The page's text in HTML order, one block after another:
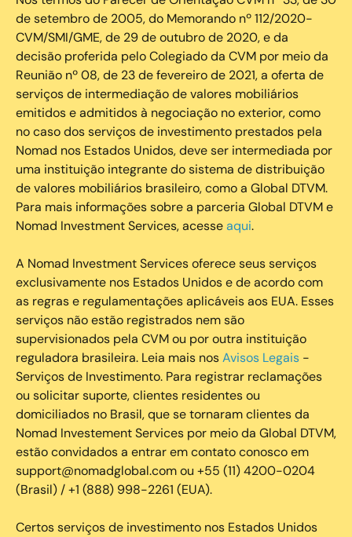
de setembro de 2005, do Memorando nº 112/2020-
CVM/SMI/GME, de 29 de outubro de 2020, e da
decisão proferida pelo Colegiado da CVM por meio da
Reunião nº 08, de 23 de fevereiro de 2021, a oferta de
serviços de intermediação de valores mobiliários
emitidos e admitidos à negociação no exterior, como
no caso dos serviços de investimento prestados pela
Nomad nos Estados Unidos, deve ser intermediada por
uma instituição integrante do sistema de distribuição
de valores mobiliários brasileiro, como a Global DTVM.
Para mais informações sobre a parceria Global DTVM e
Nomad Investment Services, acesseaqui.
A Nomad Investment Services oferece seus serviços
exclusivamente nos Estados Unidos e de acordo com
as regras e regulamentações aplicáveis aos EUA. Esses
serviços não estão registrados nem são
supervisionados pela CVM ou por outra instituição
reguladora brasileira. Leia mais nosAvisos Legais -
Serviços de Investimento. Para registrar reclamações
ou solicitar suporte, clientes residentes ou
domiciliados no Brasil, que se tornaram clientes da
Nomad Investement Services por meio da Global DTVM,
estão convidados a entrar em contato conosco em
support@nomadglobal.com ou +55 (11) 4200-0204
(Brasil) / +1 (888) 998-2261 (EUA).
Certos serviços de investimento nos Estados Unidos